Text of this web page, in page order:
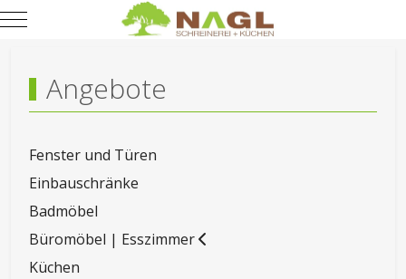
Mobile Menu Toggle
Angebote
Fenster und Türen
Einbauschränke
Badmöbel
Büromöbel | Esszimmer
Küchen